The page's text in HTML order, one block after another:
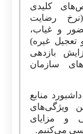
کلیدی
رضایت
و غیاب،
تعجیل غیره)
بازدهی
سازمان
منابع
ویژگی‌های
و مزایای
می‌کنیم.